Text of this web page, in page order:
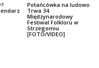
Potańcówka na ludowo.
Trwa 34.
Międzynarodowy
Festiwal Folkloru w
Strzegomiu
[FOTO/VIDEO]